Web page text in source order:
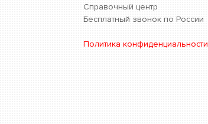
Справочный центр
Бесплатный звонок по России
Политика конфиденциальности